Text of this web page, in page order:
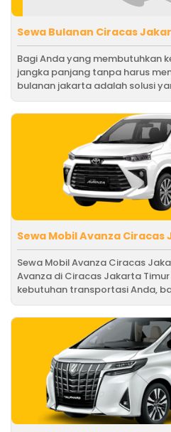
Sewa Bulanan Ciracas
Bagi Anda yang membutuhkan
jangka panjang tanpa harus
bulanan jakarta adalah solusi
Sewa Mobil Avanza
Sewa Mobil Avanza Ciracas
Avanza di Ciracas Jakarta
kebutuhan transportasi Anda,